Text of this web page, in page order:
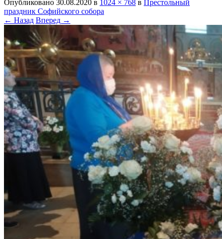
Опубликовано 30.08.2020 в 1024 × 768 в Престольный
праздник Софийского собора
← Назад Вперед →